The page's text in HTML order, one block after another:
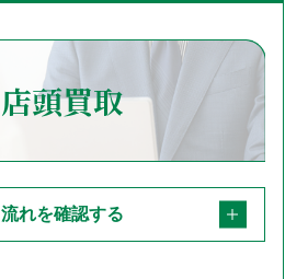
店頭買取
流れを確認する